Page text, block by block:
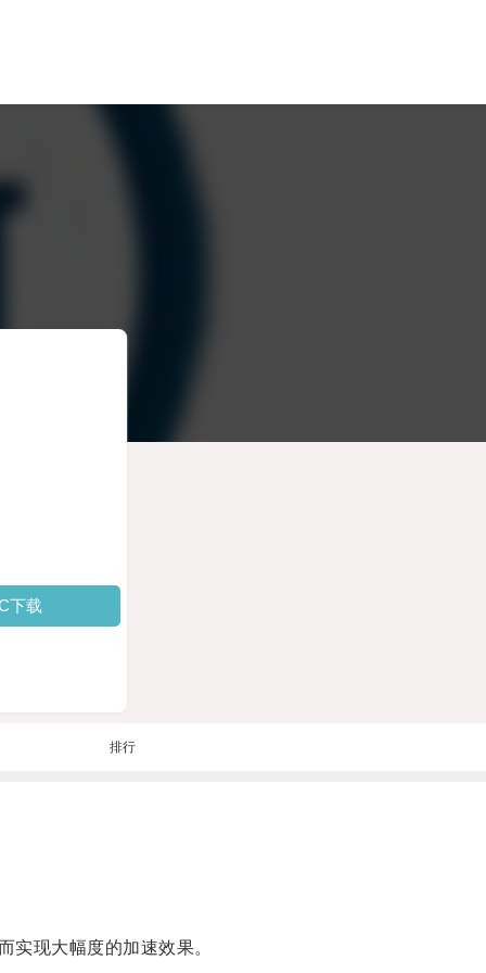
下载
排行
现大幅度的加速效果。